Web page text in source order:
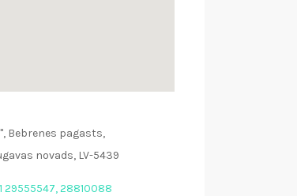
Bebrenes pagasts,
novads, LV-5439
29555547, 28810088